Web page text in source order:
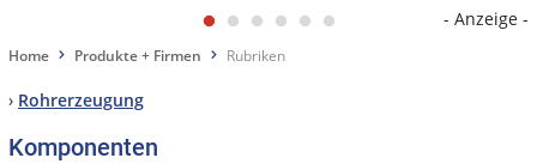
- Anzeige -
Home Produkte + Firmen Rubriken
› Rohrerzeugung
Komponenten